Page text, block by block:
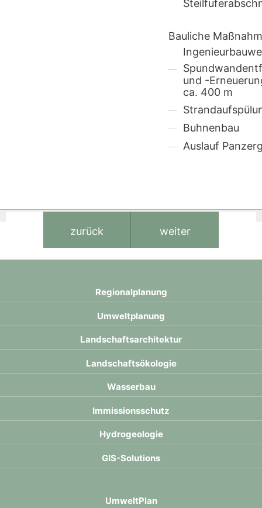
Bauliche
und -
ca. 400 m
Buhnenbau
Auslauf
Regional­planung
Umwelt­planung
Landschafts­architektur
Landschafts­ökologie
Wasser­bau
Immissions­schutz
Hydro­geologie
GIS-Solutions
UmweltPlan